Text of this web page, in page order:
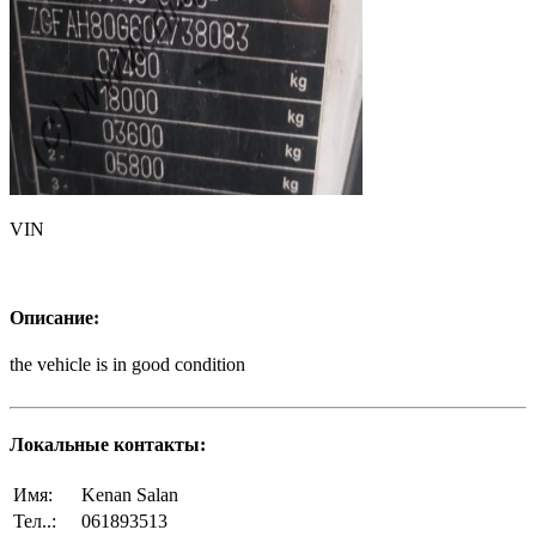
VIN
Описание:
the vehicle is in good condition
Локальные контакты:
Имя:
Kenan Salan
Тел..:
061893513